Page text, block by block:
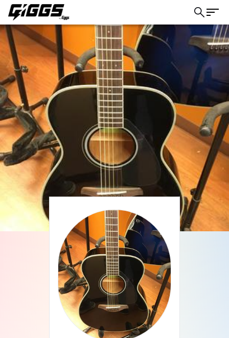
ライブ体験をもっと楽しく、もっと便利
に。
こちら